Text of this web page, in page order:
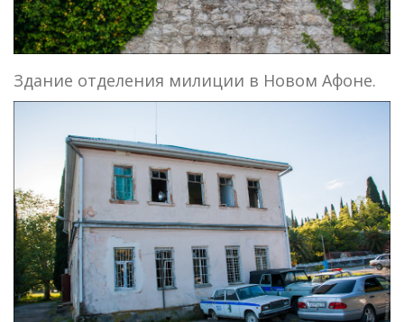
Здание отделения милиции в Новом Афоне.